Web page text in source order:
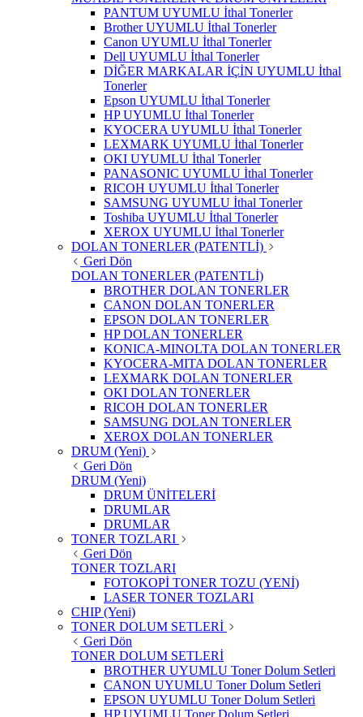
PANTUM UYUMLU İthal Tonerler
Brother UYUMLU İthal Tonerler
Canon UYUMLU İthal Tonerler
Dell UYUMLU İthal Tonerler
DİĞER MARKALAR İÇİN UYUMLU İthal
Tonerler
Epson UYUMLU İthal Tonerler
HP UYUMLU İthal Tonerler
KYOCERA UYUMLU İthal Tonerler
LEXMARK UYUMLU İthal Tonerler
OKI UYUMLU İthal Tonerler
PANASONIC UYUMLU İthal Tonerler
RICOH UYUMLU İthal Tonerler
SAMSUNG UYUMLU İthal Tonerler
Toshiba UYUMLU İthal Tonerler
XEROX UYUMLU İthal Tonerler
DOLAN TONERLER (PATENTLİ)
Geri Dön
DOLAN TONERLER (PATENTLİ)
BROTHER DOLAN TONERLER
CANON DOLAN TONERLER
EPSON DOLAN TONERLER
HP DOLAN TONERLER
KONICA-MINOLTA DOLAN TONERLER
KYOCERA-MITA DOLAN TONERLER
LEXMARK DOLAN TONERLER
OKI DOLAN TONERLER
RICOH DOLAN TONERLER
SAMSUNG DOLAN TONERLER
XEROX DOLAN TONERLER
DRUM (Yeni)
Geri Dön
DRUM (Yeni)
DRUM ÜNİTELERİ
DRUMLAR
DRUMLAR
TONER TOZLARI
Geri Dön
TONER TOZLARI
FOTOKOPİ TONER TOZU (YENİ)
LASER TONER TOZLARI
CHIP (Yeni)
TONER DOLUM SETLERİ
Geri Dön
TONER DOLUM SETLERİ
BROTHER UYUMLU Toner Dolum Setleri
CANON UYUMLU Toner Dolum Setleri
EPSON UYUMLU Toner Dolum Setleri